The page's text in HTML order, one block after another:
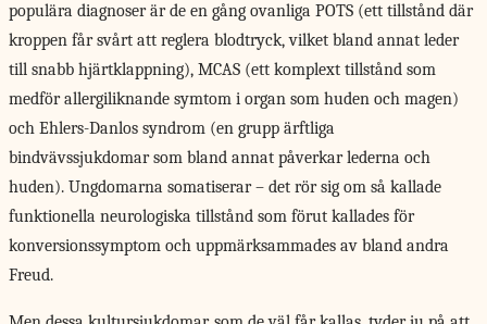
populära diagnoser är de en gång ovanliga POTS (ett tillstånd där
kroppen får svårt att reglera blodtryck, vilket bland annat leder
till snabb hjärtklappning), MCAS (ett komplext tillstånd som
medför allergiliknande symtom i organ som huden och magen)
och Ehlers-Danlos syndrom (en grupp ärftliga
bindvävssjukdomar som bland annat påverkar lederna och
huden). Ungdomarna somatiserar – det rör sig om så kallade
funktionella neurologiska tillstånd som förut kallades för
konversionssymptom och uppmärksammades av bland andra
Freud.